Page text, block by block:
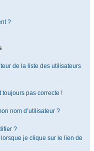
?
de la liste des utilisateurs
toujours pas correcte !
nom d’utilisateur ?
?
je clique sur le lien de